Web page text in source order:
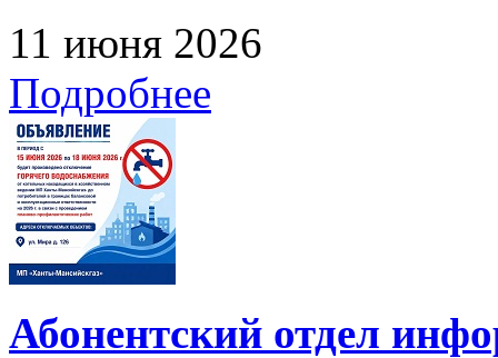
11 июня 2026
Подробнее
Абонентский отдел